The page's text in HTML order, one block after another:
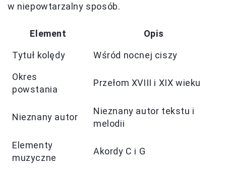
w niepowtarzalny sposób.
Element Opis
Tytuł kolędy Wśród nocnej ciszy
Okres
powstania
Przełom XVIII i XIX wieku
Nieznany autor
Nieznany autor tekstu i
melodii
Elementy
muzyczne
Akordy C i G